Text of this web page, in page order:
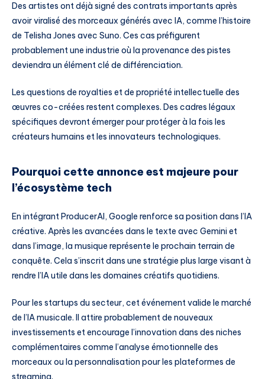
Des artistes ont déjà signé des contrats importants après
avoir viralisé des morceaux générés avec IA, comme l’histoire
de Telisha Jones avec Suno. Ces cas préfigurent
probablement une industrie où la provenance des pistes
deviendra un élément clé de différenciation.
Les questions de royalties et de propriété intellectuelle des
œuvres co-créées restent complexes. Des cadres légaux
spécifiques devront émerger pour protéger à la fois les
créateurs humains et les innovateurs technologiques.
Pourquoi cette annonce est majeure pour
l’écosystème tech
En intégrant ProducerAI, Google renforce sa position dans l’IA
créative. Après les avancées dans le texte avec Gemini et
dans l’image, la musique représente le prochain terrain de
conquête. Cela s’inscrit dans une stratégie plus large visant à
rendre l’IA utile dans les domaines créatifs quotidiens.
Pour les startups du secteur, cet événement valide le marché
de l’IA musicale. Il attire probablement de nouveaux
investissements et encourage l’innovation dans des niches
complémentaires comme l’analyse émotionnelle des
morceaux ou la personnalisation pour les plateformes de
streaming.